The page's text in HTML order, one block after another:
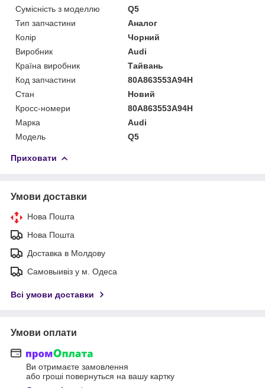
Сумісність з моделлю
Q5
Тип запчастини
Аналог
Колір
Чорний
Виробник
Audi
Країна виробник
Тайвань
Код запчастини
80A863553A94H
Стан
Новий
Кросс-номери
80A863553A94H
Марка
Audi
Модель
Q5
Приховати
Умови доставки
Нова Пошта
Нова Пошта
Доставка в Молдову
Самовыивіз у м. Одеса
Всі умови доставки
Умови оплати
Ви отримаєте замовлення
або гроші повернуться на вашу картку